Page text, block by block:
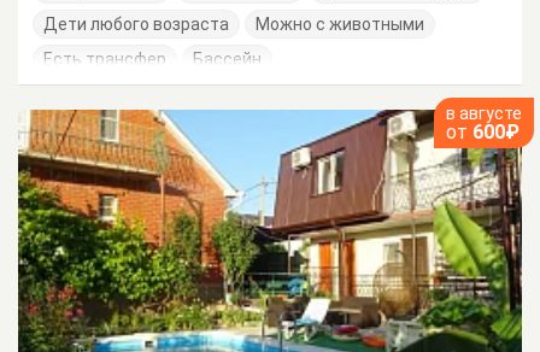
Дети любого возраста
Можно с животными
Есть трансфер
Бассейн
в августе
от 600₽